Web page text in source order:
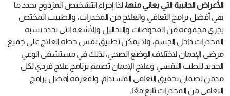
الأعراض الجانبية التي يعاني منها،لذا إجراء التشخيص المزدوج يحدد ما
هي أفضل برامج التعافي والعلاج من المخدرات، والطبيب المختص
يجري مجموعة من الفحوصات والتحاليل والأشعة التي تحدد نسبة
المخدرات داخل الجسم، ولا يمكن تطبيق نفس خطة العلاج على جميع
مرضى الإدمان لاختلاف الوضع الصحي، لذلك في مستشفى الوعي
الجديد للطب النفسي وعلاج الإدمان تصمم برنامج علاج فردي لكل
مدمن لضمان تحقيق التعافي المستدام، ولمعرفة أفضل برامج
التعافي من المخدرات تابع معًا.